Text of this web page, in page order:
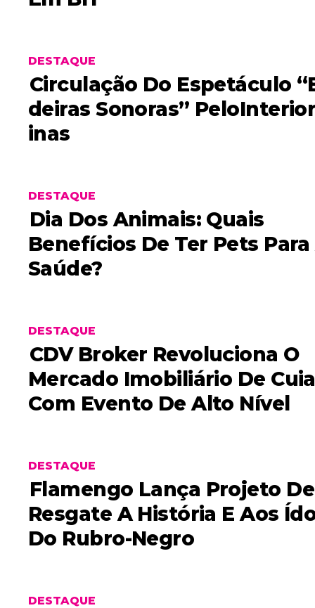
DESTAQUE
Circulação Do Espetáculo
Deiras Sonoras”
Inas
DESTAQUE
Dia Dos Animais: Quais
Benefícios De Ter Pets Para
Saúde?
DESTAQUE
CDV Broker Revoluciona O
Mercado Imobiliário De
Com Evento De Alto Nível
DESTAQUE
Flamengo Lança Projeto De
Resgate A História E Aos
Do Rubro-Negro
DESTAQUE